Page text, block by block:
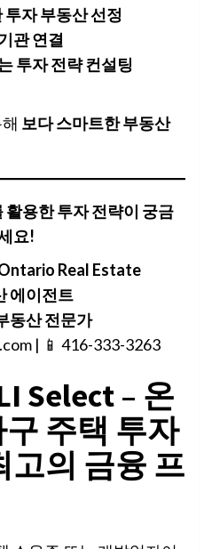
자 부동산 선정
관 연결
투자 전략 컨설팅
보다 스마트한 부동산
용한 투자 전략이 궁금
요!
Real Estate
에이전트
동산 전문가
| 📱 416-333-3263
Select – 온
주택 투자
고의 금융 프